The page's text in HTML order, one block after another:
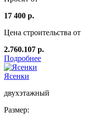
17 400 р.
Цена строительства от
2.760.107 р.
Подробнее
Ясенки
двухэтажный
Размер: